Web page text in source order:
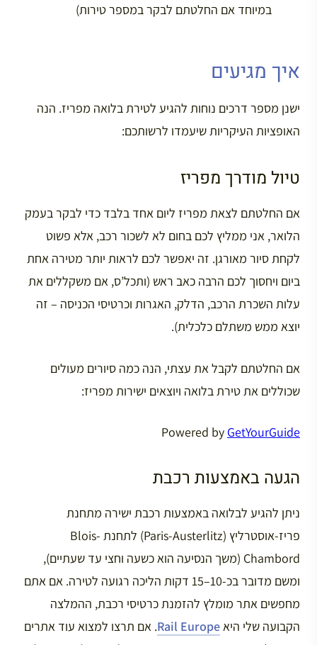
במיוחד אם החלטתם לבקר במספר טירות)
איך מגיעים
ישנן מספר דרכים נוחות להגיע לטירת בלואה מפריז. הנה
האופציות העיקריות שיעמדו לרשותכם:
טיול מודרך מפריז
אם החלטתם לצאת מפריז ליום אחד בלבד כדי לבקר בעמק
הלואר, אני ממליץ לכם בחום לא לשכור רכב, אלא פשוט
לקחת סיור מאורגן. זה יאפשר לכם לראות יותר מטירה אחת
ביום ויחסוך לכם הרבה כאב ראש (ותכל’ס, אם משקללים את
עלות השכרת הרכב, הדלק, האגרות וכרטיסי הכניסה – זה
יוצא ממש משתלם כלכלית).
אם החלטתם לקבל את עצתי, הנה כמה סיורים מעולים
שכוללים את טירת בלואה ויוצאים ישירות מפריז:
Powered by GetYourGuide
הגעה באמצעות רכבת
ניתן להגיע לבלואה באמצעות רכבת ישירה מתחנת
פריז-אוסטרליץ (Paris-Austerlitz) לתחנת Blois-
Chambord (משך הנסיעה הוא כשעה וחצי עד שעתיים),
ומשם מדובר בכ-10–15 דקות הליכה רגועה לטירה. אם אתם
מחפשים אתר מומלץ להזמנת כרטיסי רכבת, ההמלצה
הקבועה שלי היאRail Europe. אם תרצו למצוא עוד אתרים